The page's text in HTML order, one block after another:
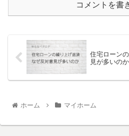
コメントを書
住宅ローン
見が多いのか
ホーム マイホーム